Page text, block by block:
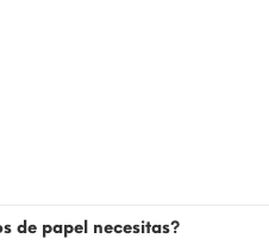
de papel necesitas?